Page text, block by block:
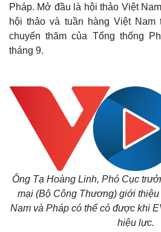
Pháp. Mở đầu là hội thảo Việt
hội thảo và tuần hàng Việt
chuyến thăm của Tổng thống
tháng 9.
Ông Tạ Hoàng Linh, Phó Cục
mại (Bộ Công Thương) giới
Nam và Pháp có thể có được khi
hiệu lực.